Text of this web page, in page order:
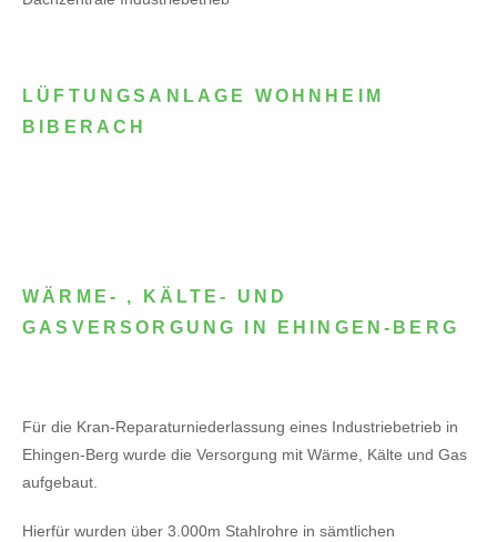
LÜFTUNGSANLAGE WOHNHEIM
BIBERACH
WÄRME- , KÄLTE- UND
GASVERSORGUNG IN EHINGEN-BERG
Für die Kran-Reparaturniederlassung eines Industriebetrieb in
Ehingen-Berg wurde die Versorgung mit Wärme, Kälte und Gas
aufgebaut.
Hierfür wurden über 3.000m Stahlrohre in sämtlichen